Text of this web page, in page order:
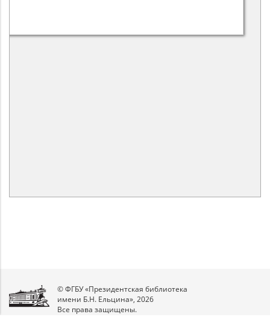
© ФГБУ «Президентская библиотека
имени Б.Н. Ельцина», 2026
Все права защищены.